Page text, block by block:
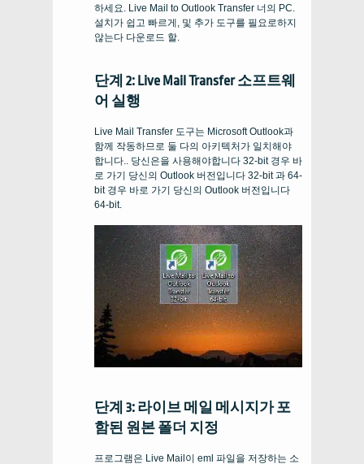
하세요. Live Mail to Outlook Transfer 너의 PC
설치가 쉽고 빠르게, 및 추가 도구를 필요로하지
않는다 다운로드 할.
단계 2: Live Mail Transfer 소프트웨
어 실행
Live Mail Transfer 도구는 Microsoft Outlook과
함께 작동하므로 둘 다의 아키텍처가 일치해야
합니다.. 당신은을 사용해야합니다 32-bit경우 바
로 가기 당신의 Outlook 버전입니다 32-bit과 64-
bit경우 바로 가기 당신의 Outlook 버전입니다
64-bit.
단계 3: 라이브 메일 메시지가 포
함된 원본 폴더 지정
프로그램은 Live Mail이 eml 파일을 저장하는 소